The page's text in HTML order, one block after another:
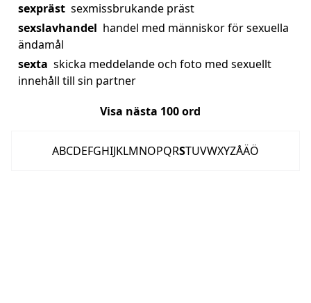
sexpräst sexmissbrukande präst
sexslavhandel handel med människor för sexuella
ändamål
sexta skicka meddelande och foto med sexuellt
innehåll till sin partner
Visa nästa 100ord
ABCDEFGHIJKLMNOPQRSTUVWXYZÅÄÖ